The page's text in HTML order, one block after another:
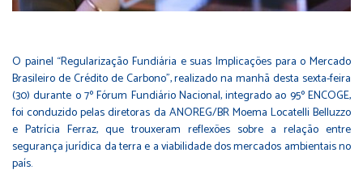
O painel “Regularização Fundiária e suas Implicações para o Mercado
Brasileiro de Crédito de Carbono”, realizado na manhã desta sexta-feira
(30) durante o 7º Fórum Fundiário Nacional, integrado ao 95º ENCOGE,
foi conduzido pelas diretoras da ANOREG/BR Moema Locatelli Belluzzo
e Patrícia Ferraz, que trouxeram reflexões sobre a relação entre
segurança jurídica da terra e a viabilidade dos mercados ambientais no
país.